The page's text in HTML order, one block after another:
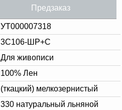
Предзаказ
УТ000007318
3С106-ШР+С
Для живописи
100% Лен
(ткацкий) мелкозернистый
330 натуральный льняной